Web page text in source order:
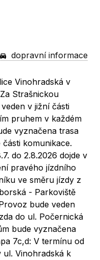
dopravní informace
Vinohradská v
Strašnickou
v jižní části
pruhem v každém
vyznačena trasa
komunikace.
do 2.8.2026 dojde v
pravého jízdního
ve směru jízdy z
- Parkoviště
bude veden
do ul. Počernická
bude vyznačena
7c,d: V termínu od
ul. Vinohradská k